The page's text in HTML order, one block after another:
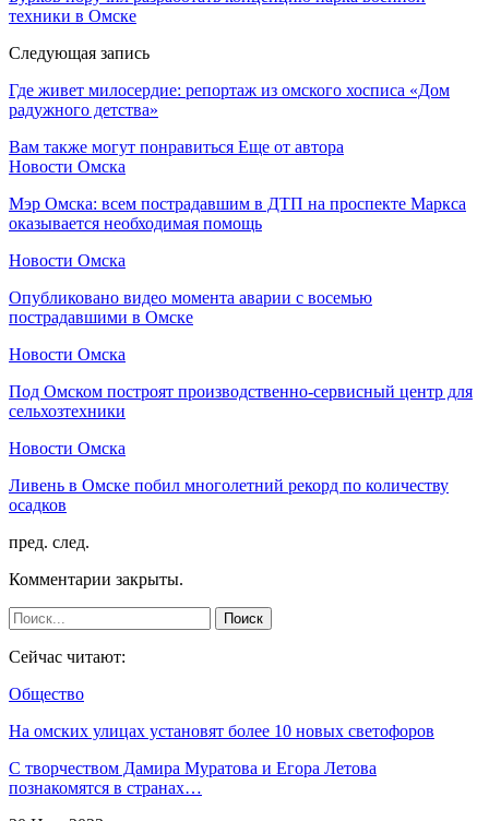
техники в Омске
Следующая запись
Где живет милосердие: репортаж из омского хосписа «Дом
радужного детства»
Вам также могут понравиться Еще от автора
Новости Омска
Мэр Омска: всем пострадавшим в ДТП на проспекте Маркса
оказывается необходимая помощь
Новости Омска
Опубликовано видео момента аварии с восемью
пострадавшими в Омске
Новости Омска
Под Омском построят производственно-сервисный центр для
сельхозтехники
Новости Омска
Ливень в Омске побил многолетний рекорд по количеству
осадков
пред. след.
Комментарии закрыты.
Сейчас читают:
Общество
На омских улицах установят более 10 новых светофоров
С творчеством Дамира Муратова и Егора Летова
познакомятся в странах…